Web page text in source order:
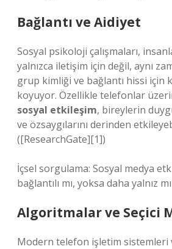
Bağlantı ve Aidiyet
Sosyal psikoloji çalışmaları,
yalnızca iletişim için değil, aynı
grup kimliği ve bağlantı hissi için
koyuyor. Özellikle telefonlar
sosyal etkileşim, bireylerin
ve özsaygılarını derinden
([ResearchGate][1])
İçsel sorgulama: Sosyal medya
bağlantılı mı, yoksa daha yalnız
Algoritmalar ve Seçici
Modern telefon işletim sistemleri